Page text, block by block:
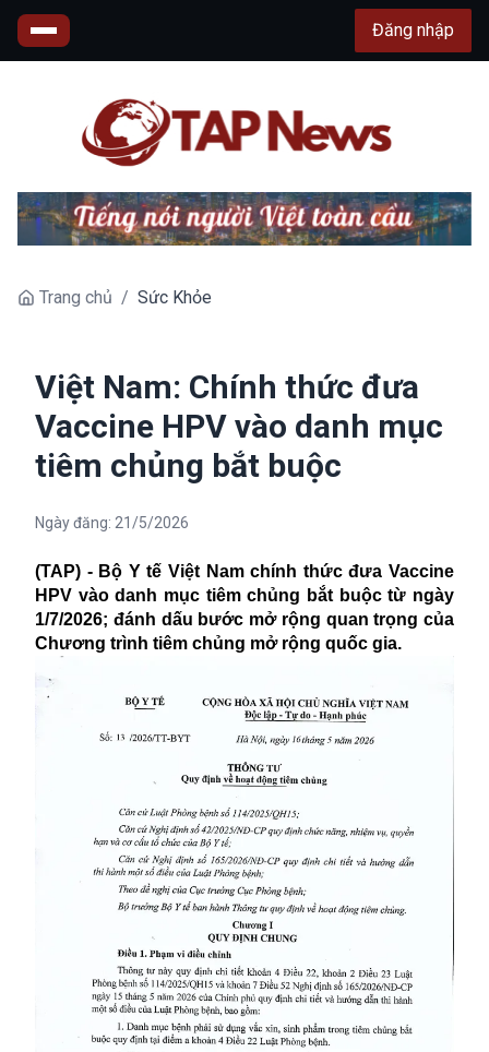
Đăng nhập
Trang chủ / Sức Khỏe
Việt Nam: Chính thức đưa
Vaccine HPV vào danh mục
tiêm chủng bắt buộc
Ngày đăng: 21/5/2026
(TAP) - Bộ Y tế Việt Nam chính thức đưa Vaccine
HPV vào danh mục tiêm chủng bắt buộc từ ngày
1/7/2026; đánh dấu bước mở rộng quan trọng của
Chương trình tiêm chủng mở rộng quốc gia.